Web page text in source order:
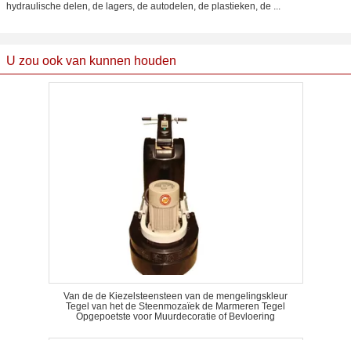
hydraulische delen, de lagers, de autodelen, de plastieken, de ...
U zou ook van kunnen houden
Van de de Kiezelsteensteen van de mengelingskleur
Tegel van het de Steenmozaïek de Marmeren Tegel
Opgepoetste voor Muurdecoratie of Bevloering